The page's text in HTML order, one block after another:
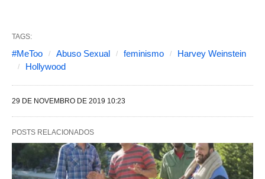
a
s
e
g
u
n
TAGS:
#MeToo Abuso Sexual feminismo
Harvey Weinstein
Hollywood
29 DE NOVEMBRO DE 2019 10:23
POSTS RELACIONADOS